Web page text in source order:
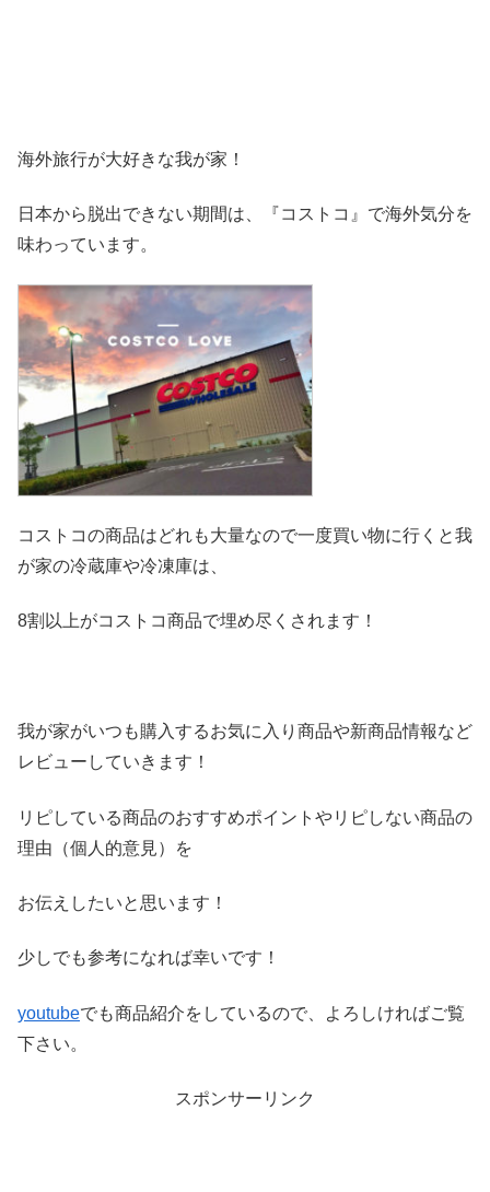
海外旅行が大好きな我が家！
日本から脱出できない期間は、『コストコ』 で海外気分を
味わっています。
コストコの商品はどれも大量なので一度買い物に行くと我
が家の冷蔵庫や冷凍庫は、
8割以上がコストコ商品で埋め尽くされます！
我が家がいつも購入するお気に入り商品や新商品情報など
レビ ューしていきます！
リピしている商品のおすすめポイントやリピしない商品の
理由（個人的意見）を
お伝えしたいと思います！
少しでも参考になれば幸いです！
youtubeでも商品紹介をしているので、よろしければご覧
下さい。
スポンサーリンク